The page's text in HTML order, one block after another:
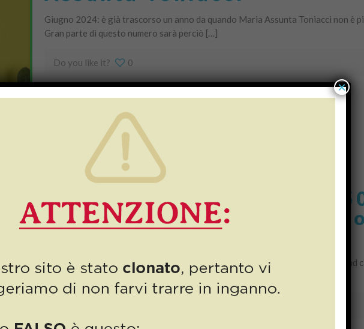
Giugno 2024: è già trascorso un anno da quando Maria Assunta Toniacci non è
Gran parte di questo numero sarà perciò […]
Do you like it? 0
Numero 14/2024: raduno
le prossime iniziative da
perdere!
Questo mese di maggio sta finendo nel migliore dei modi, con gli ultimi weekend
soddisfazioni dal punto di vista sportivo: prima […]
×